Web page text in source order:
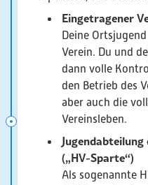
Eingetragener
Deine
Verein. Du und
dann volle
den Betrieb des
aber auch die
Vereinsleben.
(„HV-Sparte“)
Als sogenannte